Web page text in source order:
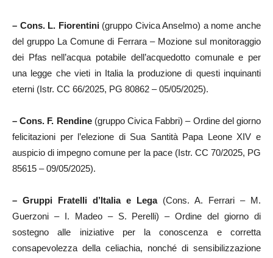
– Cons. L. Fiorentini(gruppo Civica Anselmo) a nome anche
del gruppo La Comune di Ferrara – Mozione sul monitoraggio
dei Pfas nell’acqua potabile dell’acquedotto comunale e per
una legge che vieti in Italia la produzione di questi inquinanti
eterni (Istr. CC 66/2025, PG 80862 – 05/05/2025).
– Cons. F. Rendine(gruppo Civica Fabbri) – Ordine del giorno
felicitazioni per l’elezione di Sua Santità Papa Leone XIV e
auspicio di impegno comune per la pace (Istr. CC 70/2025, PG
85615 – 09/05/2025).
– Gruppi Fratelli d’Italia e Lega(Cons. A. Ferrari – M.
Guerzoni – I. Madeo – S. Perelli) – Ordine del giorno di
sostegno alle iniziative per la conoscenza e corretta
consapevolezza della celiachia, nonché di sensibilizzazione